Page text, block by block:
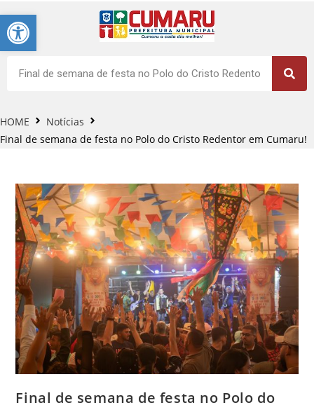
Barra de Ferramentas Aberta
HOME
Notícias
Final de semana de festa no Polo do Cristo Redentor em Cumaru!
Final de semana de festa no Polo do